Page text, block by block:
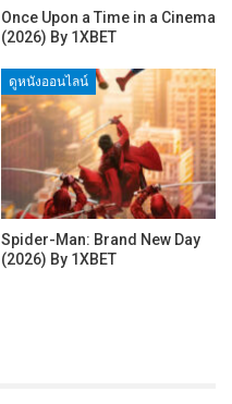
Once Upon a Time in a Cinema
(2026) By 1XBET
ดูหนังออนไลน์
Spider-Man: Brand New Day
(2026) By 1XBET